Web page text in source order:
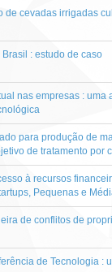
cevadas irrigadas
: estudo de caso
nas empresas :
para produção de
de tratamento por
à recursos
Pequenas e
de conflitos de
de Tecnologia :